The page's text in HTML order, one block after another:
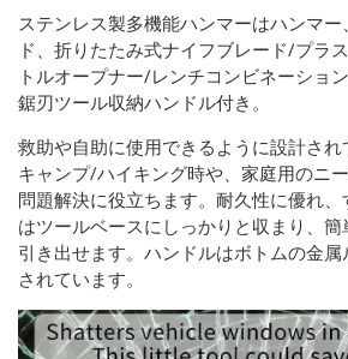
ステンレス製多機能ハンマーはハンマ
ド、折りたたみ式ナイフブレード/プラ
トルオープナー/レンチコンビネーショ
鋸刃ツール収納ハンドル付き。
救助や自助に使用できるように設計さ
キャンプ/ハイキング時や、家庭用のニ
問題解決に役立ちます。耐久性に優れ
はツールベースにしっかりと収まり、
引き出せます。ハンドルはボトムの金
されています。